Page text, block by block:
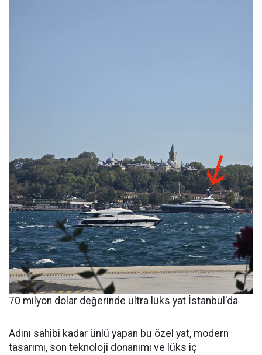
70 milyon dolar değerinde ultra lüks yat İstanbul'da
Adını sahibi kadar ünlü yapan bu özel yat, modern
tasarımı, son teknoloji donanımı ve lüks iç